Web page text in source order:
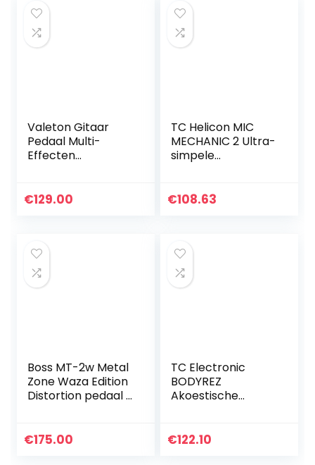
Valeton Gitaar
Pedaal Multi-
Effecten
Gitaar
€129.00
TC Helicon MIC
MECHANIC 2 Ultra-
simpele
stompbox met
€108.63
Boss MT-2w Metal
Zone Waza Edition
Distortion pedaal +
€175.00
TC Electronic
BODYREZ
Akoestische
akoestisch
€122.10